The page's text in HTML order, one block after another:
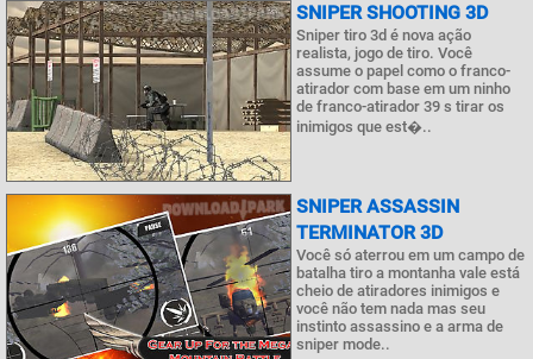
SNIPER SHOOTING 3D
Sniper tiro 3d é nova ação
realista, jogo de tiro. Você
assume o papel como o franco-
atirador com base em um ninho
de franco-atirador 39 s tirar os
inimigos que est�..
SNIPER ASSASSIN
TERMINATOR 3D
Você só aterrou em um campo de
batalha tiro a montanha vale está
cheio de atiradores inimigos e
você não tem nada mas seu
instinto assassino e a arma de
sniper mode..